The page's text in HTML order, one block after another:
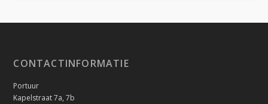
CONTACTINFORMATIE
Portuur
Kapelstraat 7a, 7b